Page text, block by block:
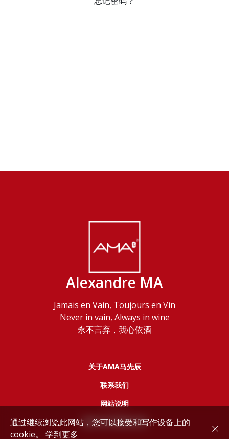
Alexandre MA
Jamais en Vain, Toujours en Vin
Never in vain, Always in wine
永不言弃，我心依酒
关于AMA马先辰
联系我们
网站说明
服务协议和隐私政策
通过继续浏览此网站，您可以接受和写作设备上的
cookie。 学到更多